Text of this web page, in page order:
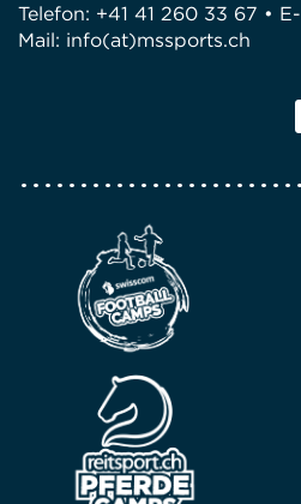
Telefon: +41 41 260 33 67 • E-
Mail: info(at)mssports.ch